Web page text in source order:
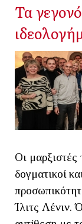
Τα
Οι μαρξιστές
δογματικοί
Ίλιτς Λένιν.